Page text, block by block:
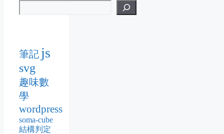
筆記 js
svg
趣味數
學
wordpress
soma-cube
結構判定